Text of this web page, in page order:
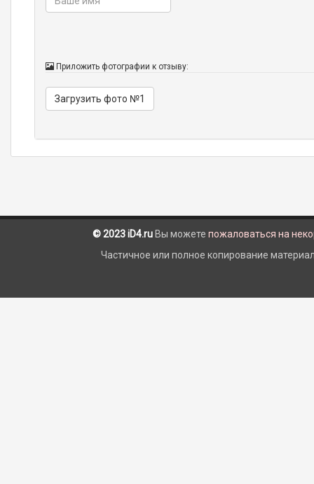
Приложить фотографии к отзыву:
Загрузить фото №1
© 2023 iD4.ru Вы можете пожаловаться на
Частичное или полное копирование